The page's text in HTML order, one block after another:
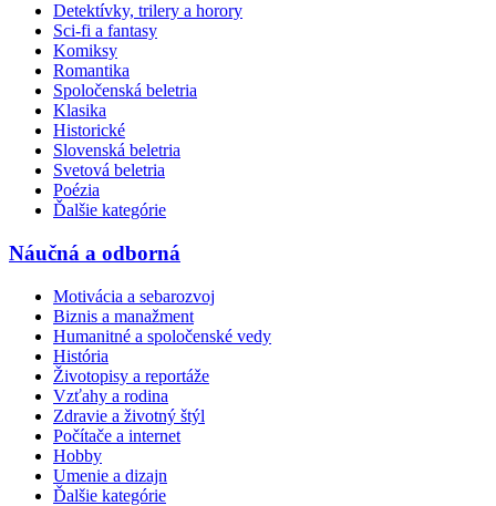
Detektívky, trilery a horory
Sci-fi a fantasy
Komiksy
Romantika
Spoločenská beletria
Klasika
Historické
Slovenská beletria
Svetová beletria
Poézia
Ďalšie kategórie
Náučná a odborná
Motivácia a sebarozvoj
Biznis a manažment
Humanitné a spoločenské vedy
História
Životopisy a reportáže
Vzťahy a rodina
Zdravie a životný štýl
Počítače a internet
Hobby
Umenie a dizajn
Ďalšie kategórie